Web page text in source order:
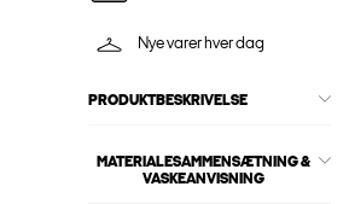
Nye varer hver dag
PRODUKTBESKRIVELSE
MATERIALESAMMENSÆTNING &
VASKEANVISNING